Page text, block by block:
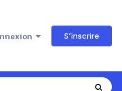
S’inscrire